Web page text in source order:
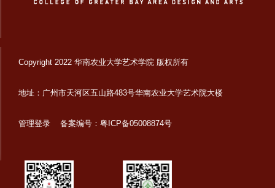
Copyright 2022 华南农业大学艺术学院 版权所有
地址：广州市天河区五山路483号华南农业大学艺术院大楼
管理登录 备案编号：粤ICP备05008874号